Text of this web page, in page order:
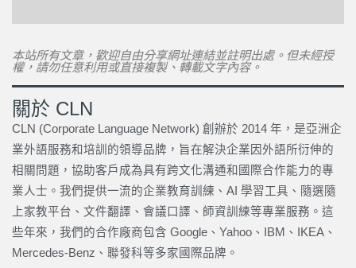
本站所有文章，歡迎自由分享網址連結並註明出處。但未經授
權，請勿任意利用或直接複製、轉載文字內容。
關於 CLN
CLN (Corporate Language Network) 創辦於 2014 年，是亞洲企
業外語服務和培訓的領導品牌，旨在解決企業因外語所衍伸的
相關問題，協助客戶成為具有跨文化溝通和國際合作能力的專
業人士。我們提供一流的企業教育訓練、AI 學習工具、隨選隨
上家教平台、文件翻譯、會議口譯、師資訓練等專業服務。這
些年來，我們的合作廠商包含 Google、Yahoo、IBM、IKEA、
Mercedes-Benz、聯發科等多家國際品牌。